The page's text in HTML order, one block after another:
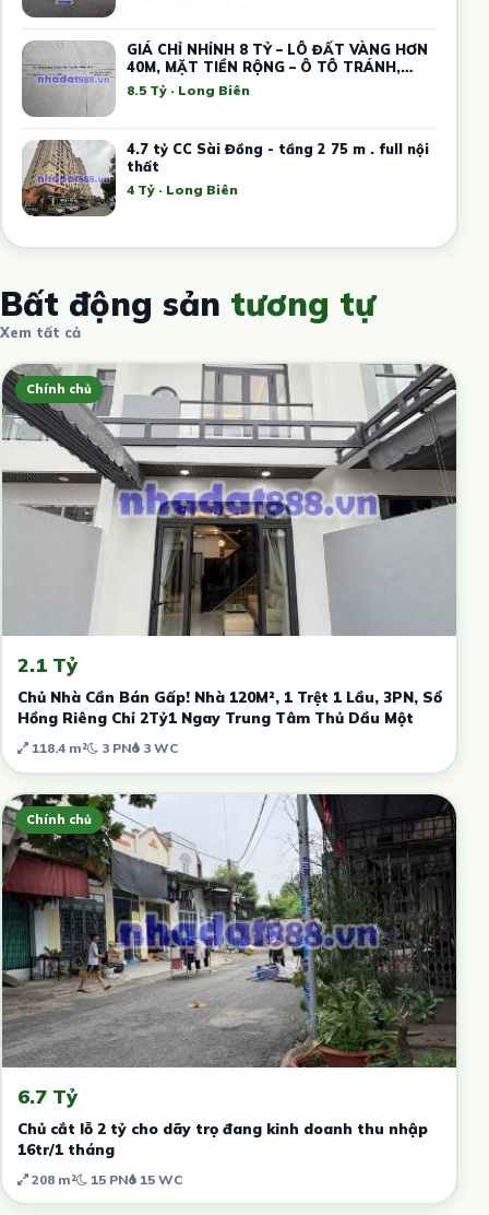
GIÁ CHỈ NHỈNH 8 TỶ – LÔ ĐẤT VÀNG HƠN
40M, MẶT TIỀN RỘNG – Ô TÔ TRÁNH,
KINH DOANH
8.5 Tỷ · Long Biên
4.7 tỷ CC Sài Đồng - tầng 2 75 m . full nội
thất
4 Tỷ · Long Biên
Bất động sản tương tự
Xem tất cả
Chính chủ
2.1 Tỷ
Chủ Nhà Cần Bán Gấp! Nhà 120M², 1 Trệt 1 Lầu, 3PN, Sổ
Hồng Riêng Chỉ 2Tỷ1 Ngay Trung Tâm Thủ Dầu Một
118.4 m² 3 PN 3 WC
Chính chủ
6.7 Tỷ
Chủ cắt lỗ 2 tỷ cho dãy trọ đang kinh doanh thu nhập
16tr/1 tháng
208 m² 15 PN 15 WC